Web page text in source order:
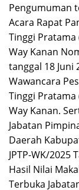
Pengumuman
Acara Rapat
Tinggi Pratama
Way Kanan
tanggal 18 Juni
Wawancara
Tinggi Pratama
Way Kanan.
Jabatan
Daerah
JPTP-WK/2025
Hasil Nilai
Terbuka